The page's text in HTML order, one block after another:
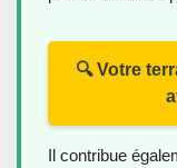
🔍 Votre
Il contribue